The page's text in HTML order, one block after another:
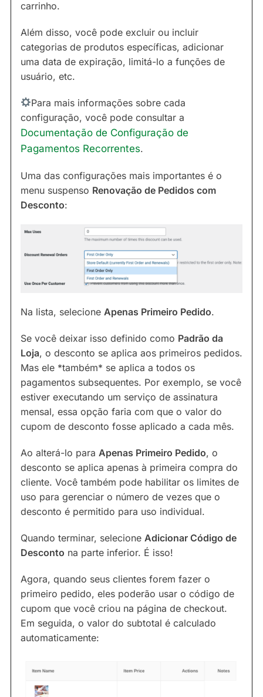
carrinho.
Além disso, você pode excluir ou incluir
categorias de produtos específicas, adicionar
uma data de expiração, limitá-lo a funções de
usuário, etc.
Para mais informações sobre cada
configuração, você pode consultar a
Documentação de Configuração de
Pagamentos Recorrentes.
Uma das configurações mais importantes é o
menu suspenso Renovação de Pedidos com
Desconto:
Na lista, selecione Apenas Primeiro Pedido.
Se você deixar isso definido como Padrão da
Loja, o desconto se aplica aos primeiros pedidos.
Mas ele *também* se aplica a todos os
pagamentos subsequentes. Por exemplo, se você
estiver executando um serviço de assinatura
mensal, essa opção faria com que o valor do
cupom de desconto fosse aplicado a cada mês.
Ao alterá-lo para Apenas Primeiro Pedido, o
desconto se aplica apenas à primeira compra do
cliente. Você também pode habilitar os limites de
uso para gerenciar o número de vezes que o
desconto é permitido para uso individual.
Quando terminar, selecione Adicionar Código de
Desconto na parte inferior. É isso!
Agora, quando seus clientes forem fazer o
primeiro pedido, eles poderão usar o código de
cupom que você criou na página de checkout.
Em seguida, o valor do subtotal é calculado
automaticamente: